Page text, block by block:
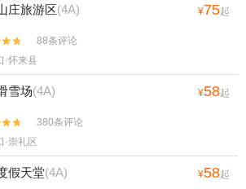
庄旅游区(4A) ¥75起
88条评论
·怀来县
雪场(4A) ¥58起
380条评论
·崇礼区
假天堂(4A) ¥58起